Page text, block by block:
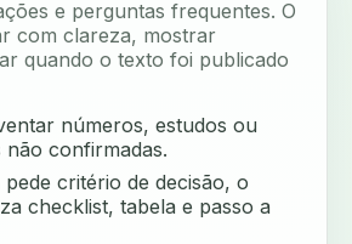
e perguntas frequentes. O
com clareza, mostrar
quando o texto foi publicado
números, estudos ou
não confirmadas.
critério de decisão, o
checklist, tabela e passo a